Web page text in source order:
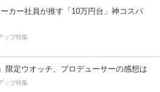
ーカー社員が推す「10万円台」神コスパ
ップ特集
限定ウオッチ、プロデューサーの感想は
ップ特集